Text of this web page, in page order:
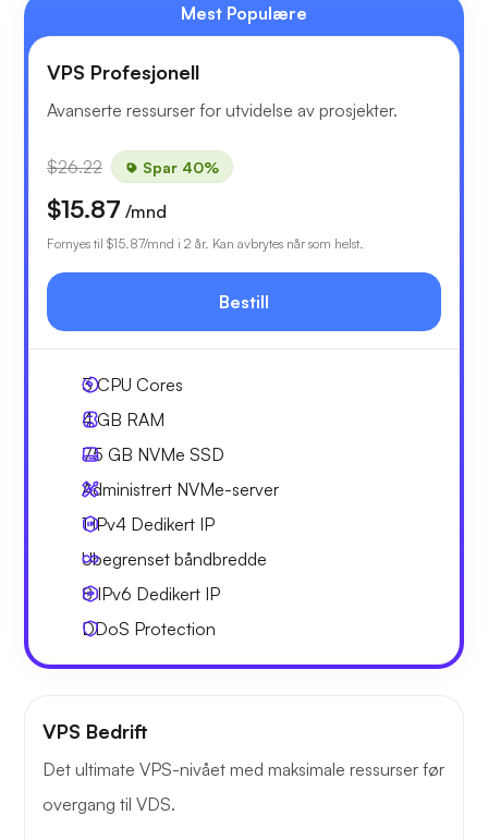
Mest Populære
VPS Profesjonell
Avanserte ressurser for utvidelse av prosjekter.
$26.22 Spar 40%
$15.87 /mnd
Fornyes til $15.87/mnd i 2 år. Kan avbrytes når som helst.
Bestill
3CPU Cores
4 GB RAM
75 GB NVMe SSD
Administrert NVMe-server
1 IPv4 Dedikert IP
Ubegrenset båndbredde
8 IPv6 Dedikert IP
DDoS Protection
VPS Bedrift
Det ultimate VPS-nivået med maksimale ressurser før
overgang til VDS.